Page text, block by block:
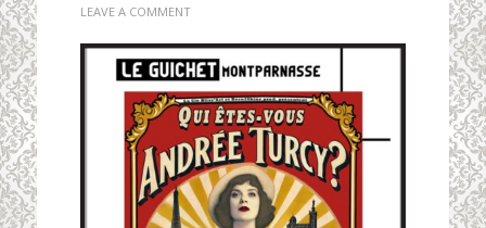
LEAVE A COMMENT